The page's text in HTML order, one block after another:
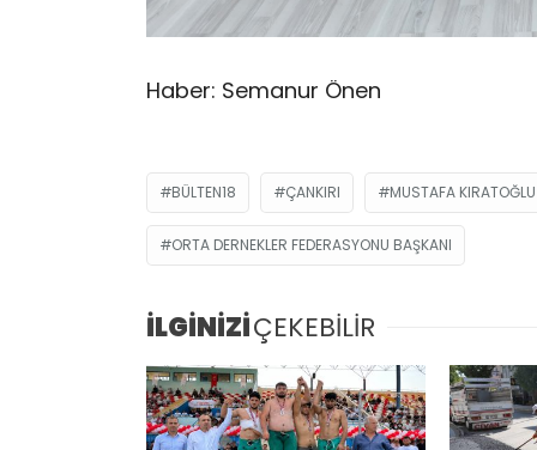
Haber: Semanur Önen
BÜLTEN18 ÇANKIRI MUSTAFA KIRATOĞLU
ORTA DERNEKLER FEDERASYONU BAŞKANI
İLGİNİZİÇEKEBİLİR